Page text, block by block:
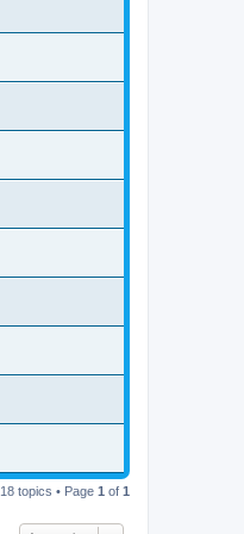
18 topics • Page 1 of 1